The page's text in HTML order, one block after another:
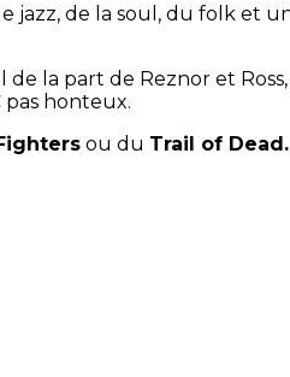
de la soul, du folk et
la part de Reznor et Ross,
pas honteux.
ou du Trail of Dead.